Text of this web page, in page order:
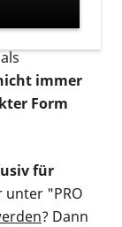
Variante
immer
Form
für
unter "PRO
? Dann